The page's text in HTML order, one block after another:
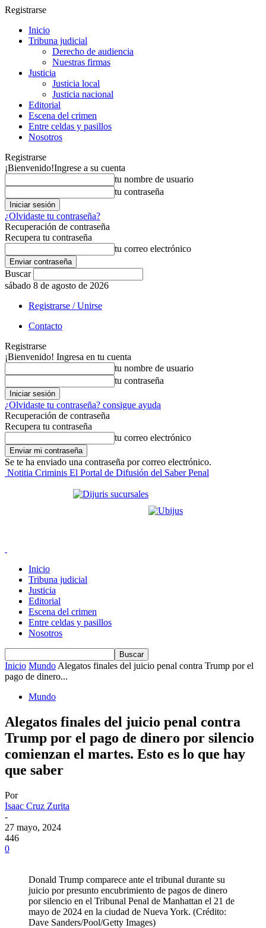
Registrarse
Inicio
Tribuna judicial
Derecho de audiencia
Nuestras firmas
Justicia
Justicia local
Justicia nacional
Editorial
Escena del crimen
Entre celdas y pasillos
Nosotros
Registrarse
¡Bienvenido!Ingrese a su cuenta
tu nombre de usuario
tu contraseña
¿Olvidaste tu contraseña?
Recuperación de contraseña
Recupera tu contraseña
tu correo electrónico
Buscar
sábado 8 de agosto de 2026
Registrarse / Unirse
Contacto
Registrarse
¡Bienvenido! Ingresa en tu cuenta
tu nombre de usuario
tu contraseña
¿Olvidaste tu contraseña? consigue ayuda
Recuperación de contraseña
Recupera tu contraseña
tu correo electrónico
Se te ha enviado una contraseña por correo electrónico.
Notitia Criminis El Portal de Difusión del Saber Penal
Inicio
Tribuna judicial
Justicia
Editorial
Escena del crimen
Entre celdas y pasillos
Nosotros
Inicio Mundo Alegatos finales del juicio penal contra Trump por el
pago de dinero...
Mundo
Alegatos finales del juicio penal contra
Trump por el pago de dinero por silencio
comienzan el martes. Esto es lo que hay
que saber
Por
Isaac Cruz Zurita
-
27 mayo, 2024
446
0
Donald Trump comparece ante el tribunal durante su
juicio por presunto encubrimiento de pagos de dinero
por silencio en el Tribunal Penal de Manhattan el 21 de
mayo de 2024 en la ciudad de Nueva York. (Crédito:
Dave Sanders/Pool/Getty Images)